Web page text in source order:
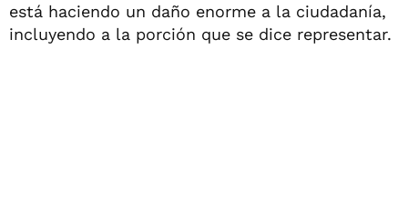
está haciendo un daño enorme a la ciudadanía,
incluyendo a la porción que se dice representar.